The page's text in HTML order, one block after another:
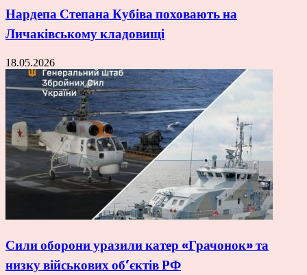
Нардепа Степана Кубіва поховають на
Личаківському кладовищі
18.05.2026
Сили оборони уразили катер «Грачонок» та
низку військових об’єктів РФ